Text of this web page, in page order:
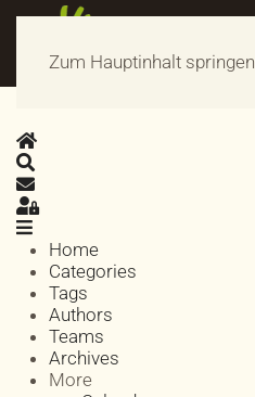
Zum Hauptinhalt springen
Home
Updates abonnieren
Sign In
Home
Categories
Tags
Authors
Teams
Archives
More